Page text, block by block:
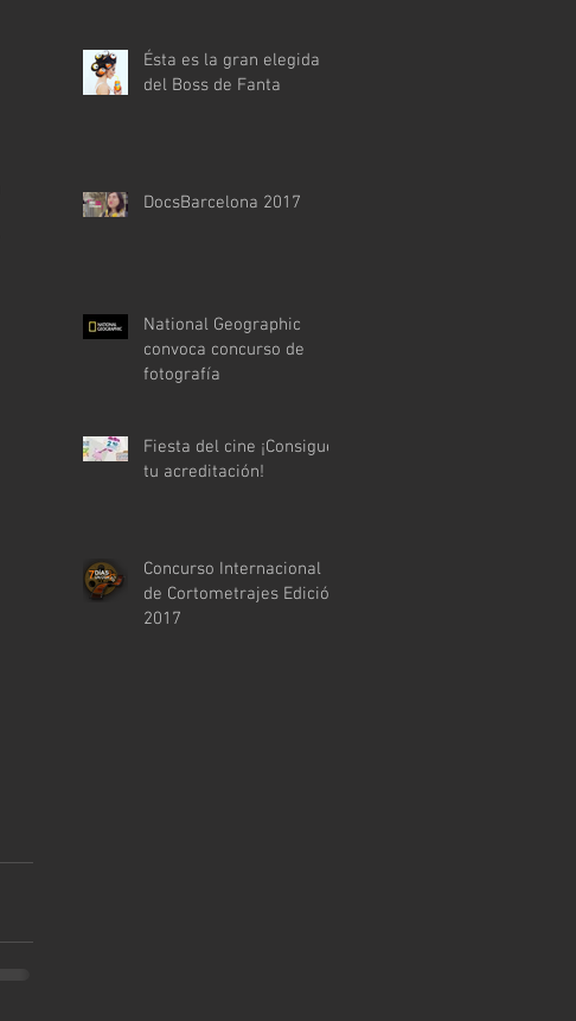
Ésta es la gran elegida
del Boss de Fanta
DocsBarcelona 2017
National Geographic
convoca concurso de
fotografía
Fiesta del cine ¡Consigue
tu acreditación!
Concurso Internacional
de Cortometrajes Edición
2017